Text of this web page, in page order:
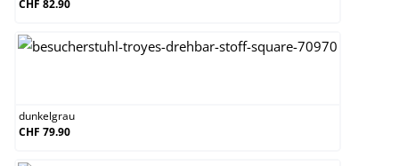
CHF 82.90
dunkelgrau
CHF 79.90